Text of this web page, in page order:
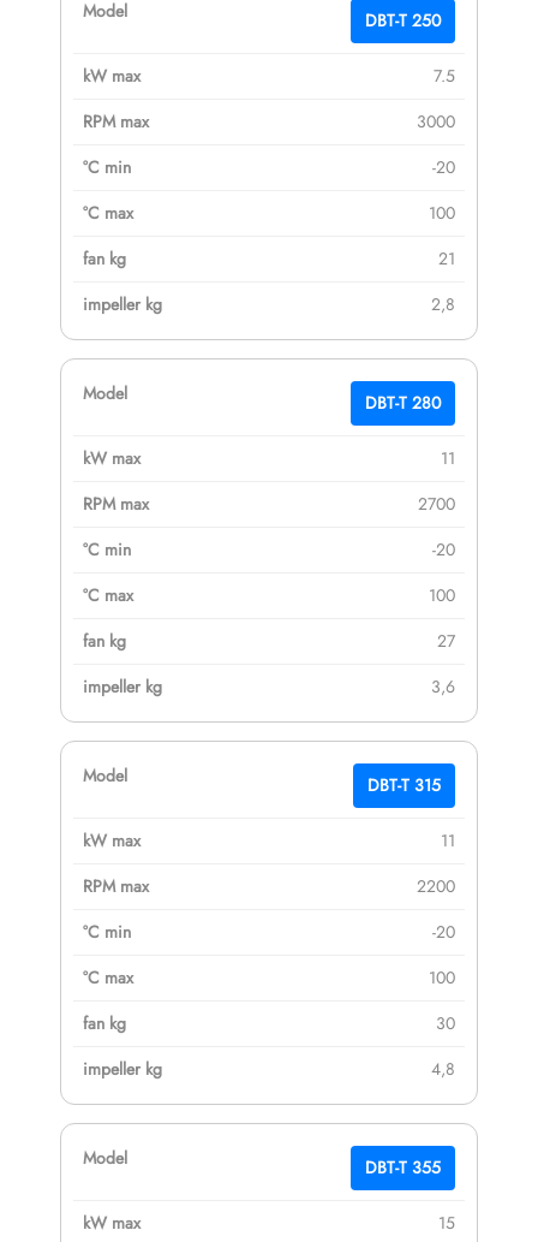
DBT-T 250
7.5
3000
-20
100
21
2,8
DBT-T 280
11
2700
-20
100
27
3,6
DBT-T 315
11
2200
-20
100
30
4,8
DBT-T 355
15